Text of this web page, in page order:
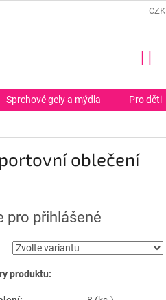
CZK
Sprchové gely a mýdla Pro děti
oblečení
pro přihlášené
produktu: